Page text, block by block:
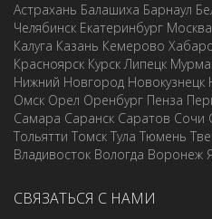
Астрахань Балашиха Барнаул
Челябинск Екатеринбург Москва
Калуга Казань Кемерово
Красноярск Курск Липецк
Нижний Новгород Новокузнецк
Омск Орел Оренбург Пенза
Самара Саранск Саратов Сочи
Тольятти Томск Тула Тюмень
Владивосток Вологда Воронеж
СВЯЗАТЬСЯ С НАМИ